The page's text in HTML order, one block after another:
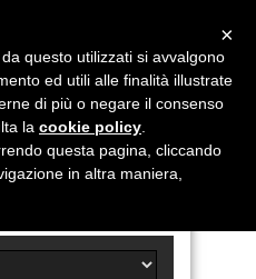
×
questo utilizzati si avvalgono
ed utili alle finalità illustrate
di più o negare il consenso
la cookie policy
questa pagina, cliccando
in altra maniera,